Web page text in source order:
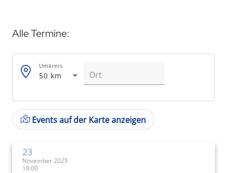
Alle Termine:
50 km
Umkreis
Events auf der Karte anzeigen
23
November 2025
18:00